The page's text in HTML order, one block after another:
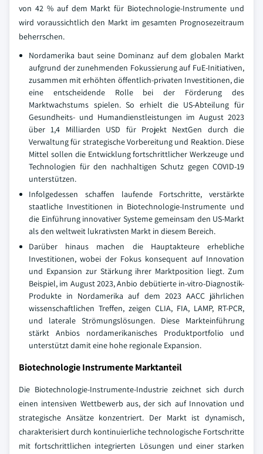
von 42 % auf dem Markt für Biotechnologie-Instrumente und
wird voraussichtlich den Markt im gesamten Prognosezeitraum
beherrschen.
Nordamerika baut seine Dominanz auf dem globalen Markt
aufgrund der zunehmenden Fokussierung auf FuE-Initiativen,
zusammen mit erhöhten öffentlich-privaten Investitionen, die
eine entscheidende Rolle bei der Förderung des
Marktwachstums spielen. So erhielt die US-Abteilung für
Gesundheits- und Humandienstleistungen im August 2023
über 1,4 Milliarden USD für Projekt NextGen durch die
Verwaltung für strategische Vorbereitung und Reaktion. Diese
Mittel sollen die Entwicklung fortschrittlicher Werkzeuge und
Technologien für den nachhaltigen Schutz gegen COVID-19
unterstützen.
Infolgedessen schaffen laufende Fortschritte, verstärkte
staatliche Investitionen in Biotechnologie-Instrumente und
die Einführung innovativer Systeme gemeinsam den US-Markt
als den weltweit lukrativsten Markt in diesem Bereich.
Darüber hinaus machen die Hauptakteure erhebliche
Investitionen, wobei der Fokus konsequent auf Innovation
und Expansion zur Stärkung ihrer Marktposition liegt. Zum
Beispiel, im August 2023, Anbio debütierte in-vitro-Diagnostik-
Produkte in Nordamerika auf dem 2023 AACC jährlichen
wissenschaftlichen Treffen, zeigen CLIA, FIA, LAMP, RT-PCR,
und laterale Strömungslösungen. Diese Markteinführung
stärkt Anbios nordamerikanisches Produktportfolio und
unterstützt damit eine hohe regionale Expansion.
Biotechnologie Instrumente Marktanteil
Die Biotechnologie-Instrumente-Industrie zeichnet sich durch
einen intensiven Wettbewerb aus, der sich auf Innovation und
strategische Ansätze konzentriert. Der Markt ist dynamisch,
charakterisiert durch kontinuierliche technologische Fortschritte
mit fortschrittlichen integrierten Lösungen und einer starken